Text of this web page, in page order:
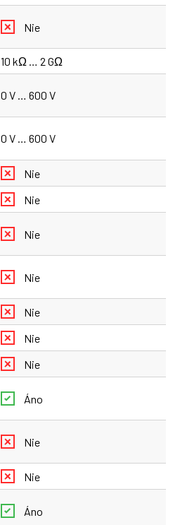
Nie
10 kΩ … 2 GΩ
0 V … 600 V
0 V … 600 V
Nie
Nie
Nie
Nie
Nie
Nie
Nie
Áno
Nie
Nie
Áno